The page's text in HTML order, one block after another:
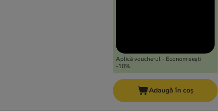
Aplică voucherul - Economisești
-10%
Adaugă în coș